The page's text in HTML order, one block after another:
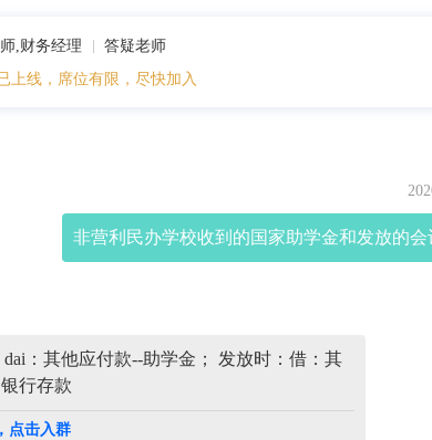
,财务经理
答疑老师
上线，席位有限，尽快加入
非营利民办学校收到的国家助学金和发放的
：其他应付款--助学金； 发放时：借：其
行存款
点击入群